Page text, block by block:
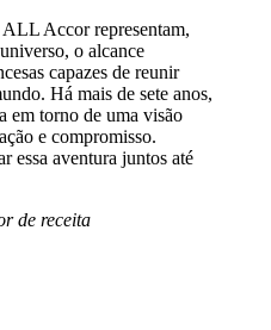
Accor representam,
o alcance
capazes de reunir
Há mais de sete anos,
em torno de uma visão
e compromisso.
essa aventura juntos até
de receita